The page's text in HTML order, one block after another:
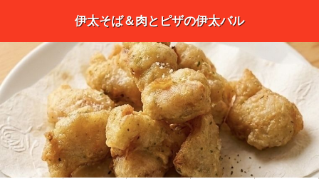
伊太そば＆肉とピザの伊太バル